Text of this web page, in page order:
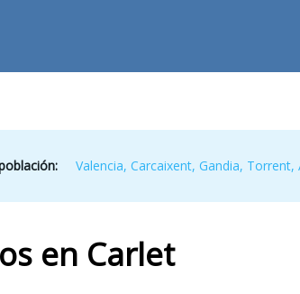
Valencia,Carcaixent,Gandia, Torrent,
en Carlet